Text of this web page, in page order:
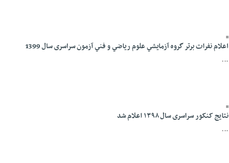
اعلام نفرات برتر گروه آزمايشي علوم رياضي و فني آزمون سراسری سال 1399
...
نتایج کنکور سراسری سال ۱۳۹۸ اعلام شد
...